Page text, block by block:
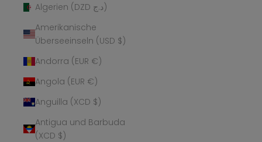
Algerien (DZD د.ج)
Amerikanische
Überseeinseln (USD $)
Andorra (EUR €)
Angola (EUR €)
Anguilla (XCD $)
Antigua und Barbuda
(XCD $)